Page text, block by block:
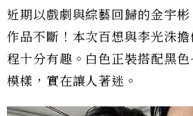
近期以戲劇與綜藝回歸的金宇
作品不斷！本次百想與李光洙
程十分有趣。白色正裝搭配黑
模樣，實在讓人著迷。